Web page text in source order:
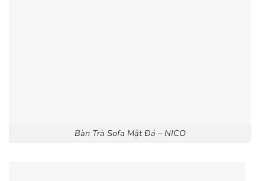
Bàn Trà Sofa Mặt Đá – NICO